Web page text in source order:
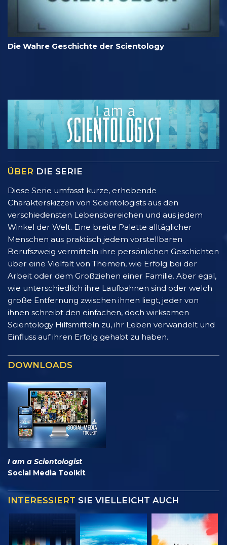
Die Wahre Geschichte der Scientology
ÜBER DIE SERIE
Diese Serie umfasst kurze, erhebende
Charakterskizzen von Scientologists aus den
verschiedensten Lebensbereichen und aus jedem
Winkel der Welt. Eine breite Palette alltäglicher
Menschen aus praktisch jedem vorstellbaren
Berufszweig vermitteln ihre persönlichen Geschichten
über eine Vielfalt von Themen, wie Erfolg bei der
Arbeit oder dem Großziehen einer Familie. Aber egal,
wie unterschiedlich ihre Laufbahnen sind oder welch
große Entfernung zwischen ihnen liegt, jeder von
ihnen schreibt den einfachen, doch wirksamen
Scientology Hilfsmitteln zu, ihr Leben verwandelt und
Einfluss auf ihren Erfolg gehabt zu haben.
DOWNLOADS
I am a Scientologist
Social Media Toolkit
INTERESSIERT SIE VIELLEICHT AUCH